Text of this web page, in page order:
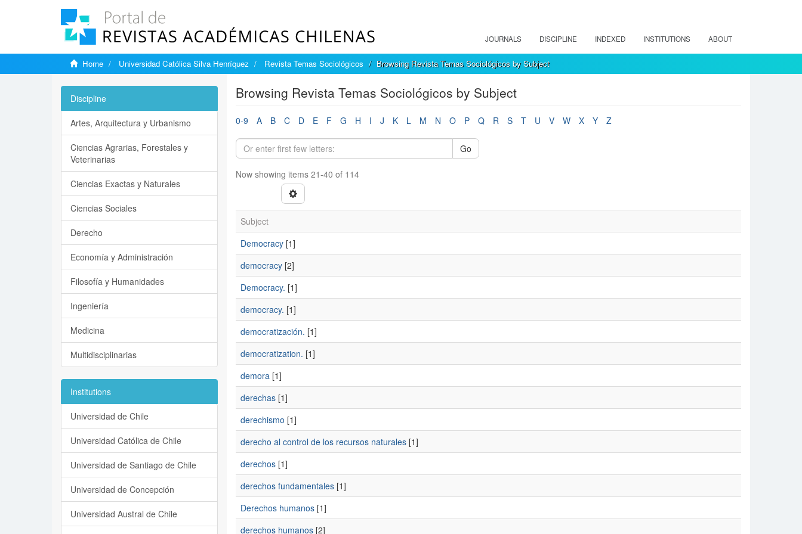
JOURNALS DISCIPLINE INDEXED INSTITUTIONS ABOUT
Home Universidad Católica Silva Henríquez Revista Temas Sociológicos Browsing Revista Temas Sociológicos by Subject
Browsing Revista Temas Sociológicos by Subject
0-9 A B C D E F G H I J K L M N O P Q R S T U V W X Y Z
Go
Now showing items 21-40 of 114
Subject
Democracy[1]
democracy[2]
Democracy. [1]
democracy. [1]
democratización. [1]
democratization. [1]
demora[1]
derechas[1]
derechismo [1]
derecho al control de los recursos naturales[1]
derechos[1]
derechos fundamentales[1]
Derechos humanos[1]
derechos humanos[2]
Discipline
Artes, Arquitectura y Urbanismo
Ciencias Agrarias, Forestales y
Veterinarias
Ciencias Exactas y Naturales
Ciencias Sociales
Derecho
Economía y Administración
Filosofía y Humanidades
Ingeniería
Medicina
Multidisciplinarias
Institutions
Universidad de Chile
Universidad Católica de Chile
Universidad de Santiago de Chile
Universidad de Concepción
Universidad Austral de Chile